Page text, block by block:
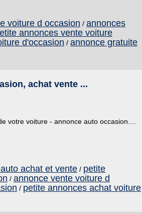
voiture d occasion / annonces
annonces vente voiture
d'occasion / annonce gratuite
achat vente ...
votre voiture - annonce auto occasion....
achat et vente / petite
/ annonce vente voiture d
/ petite annonces achat voiture